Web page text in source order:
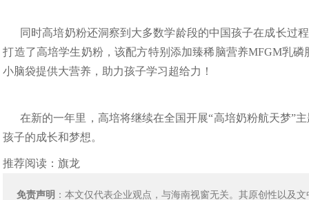
同时高培奶粉还洞察到大多数学龄段的中国孩子在成长过
打造了高培学生奶粉，该配方特别添加臻稀脑营养MFGM乳
小脑袋提供大营养，助力孩子学习超给力！
在新的一年里，高培将继续在全国开展“高培奶粉航天梦”
孩子的成长和梦想。
推荐阅读：旗龙
免责声明 ：本文仅代表企业观点，与海南视窗无关。其原创性以及